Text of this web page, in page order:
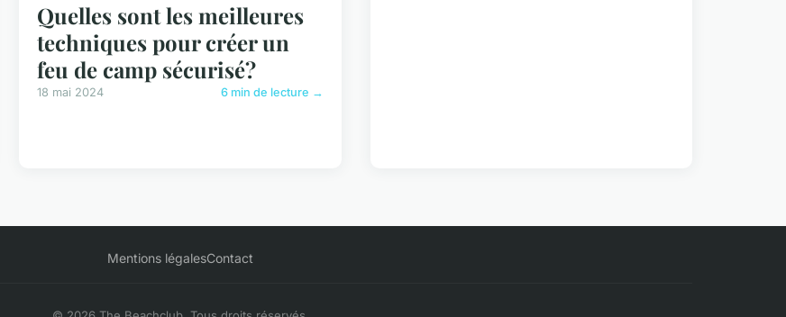
Quelles sont les meilleures
techniques pour créer un
feu de camp sécurisé?
18 mai 2024 6 min de lecture →
Mentions légalesContact